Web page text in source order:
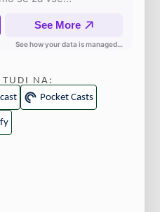
TUDI NA:
Pocket Casts